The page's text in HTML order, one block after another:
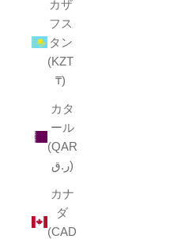
カザ
フス
タン
(KZT
₸)
カタ
ール
(QAR
ر.ق)
カナ
ダ
(CAD